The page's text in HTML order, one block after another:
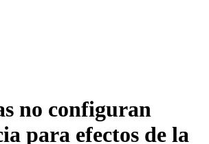
no configuran
para efectos de la